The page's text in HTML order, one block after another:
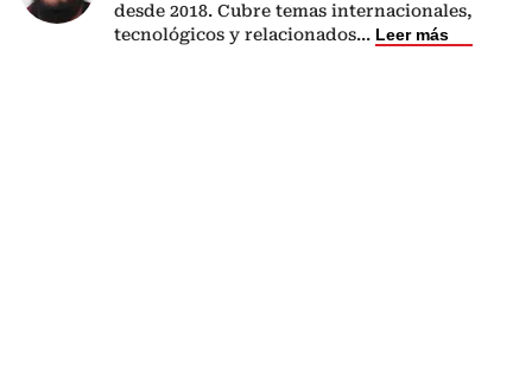
desde 2018. Cubre temas internacionales,
tecnológicos y relacionados... Leer más